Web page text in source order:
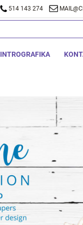
514 143 274
INTROGRAFIKA